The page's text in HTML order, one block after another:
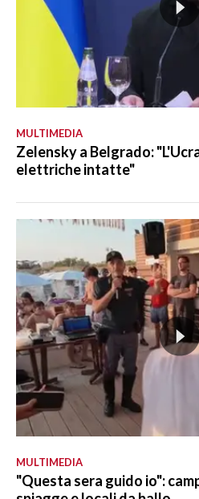
MULTIMEDIA
Zelensky a Belgrado:
elettriche intatte"
MULTIMEDIA
"Questa sera guido io":